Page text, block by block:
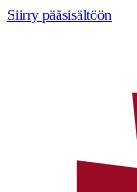
Siirry pääsisältöön